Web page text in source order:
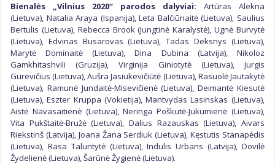
Bienalės „Vilnius 2020“ parodos dalyviai: Artūras Alekna
(Lietuva), Natalia Araya (Ispanija), Leta Balčiūnaitė (Lietuva), Saulius
Bertulis (Lietuva), Rebecca Brook (Jungtinė Karalystė), Ugnė Burvytė
(Lietuva), Edvinas Busarovas (Lietuva), Tadas Deksnys (Lietuva),
Marytė Dominaitė (Lietuva), Dina Dubina (Latvija), Nikoloz
Gamkhitashvili (Gruzija), Virginija Giniotytė (Lietuva), Jurgis
Gurevičius (Lietuva), Aušra Jasiukevičiūtė (Lietuva), Rasuolė Jautakytė
(Lietuva), Ramunė Jundaitė-Misevičienė (Lietuva), Deimantė Kiesutė
(Lietuva), Eszter Kruppa (Vokietija), Mantvydas Lasinskas (Lietuva),
Aistė Navasaitienė (Lietuva), Neringa Poškutė-Jukumienė (Lietuva),
Vita Pukštaitė-Bružė (Lietuva), Dalius Razauskas (Lietuva), Aivars
Riekstinš (Latvija), Joana Žana Serdiuk (Lietuva), Kęstutis Stanapėdis
(Lietuva), Rasa Taluntytė (Lietuva), Indulis Urbans (Latvija), Dovilė
Žydelienė (Lietuva), Šarūnė Žygienė (Lietuva).